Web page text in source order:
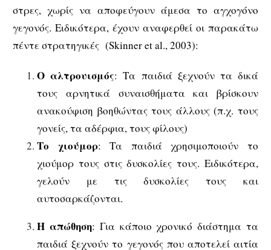
στρες, χωρίς να αποφεύγουν άμεσα το αγχογόνο
γεγονός. Ειδικότερα, έχουν αναφερθεί οι παρακάτω
πέντε στρατηγικές (Skinner et al., 2003):
Ο αλτρουισμός: Τα παιδιά ξεχνούν τα δικά
τους αρνητικά συναισθήματα και βρίσκουν
ανακούφιση βοηθώντας τους άλλους (π.χ. τους
γονείς, τα αδέρφια, τους φίλους)
Το χιούμορ: Τα παιδιά χρησιμοποιούν το
χιούμορ τους στις δυσκολίες τους. Ειδικότερα,
γελούν με τις δυσκολίες τους και
αυτοσαρκάζονται.
Η απώθηση: Για κάποιο χρονικό διάστημα τα
παιδιά ξεχνούν το γεγονός που αποτελεί αιτία